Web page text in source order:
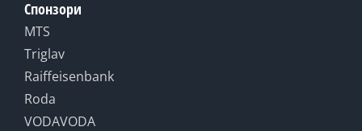
Спонзори
MTS
Triglav
Raiffeisenbank
Roda
VODAVODA